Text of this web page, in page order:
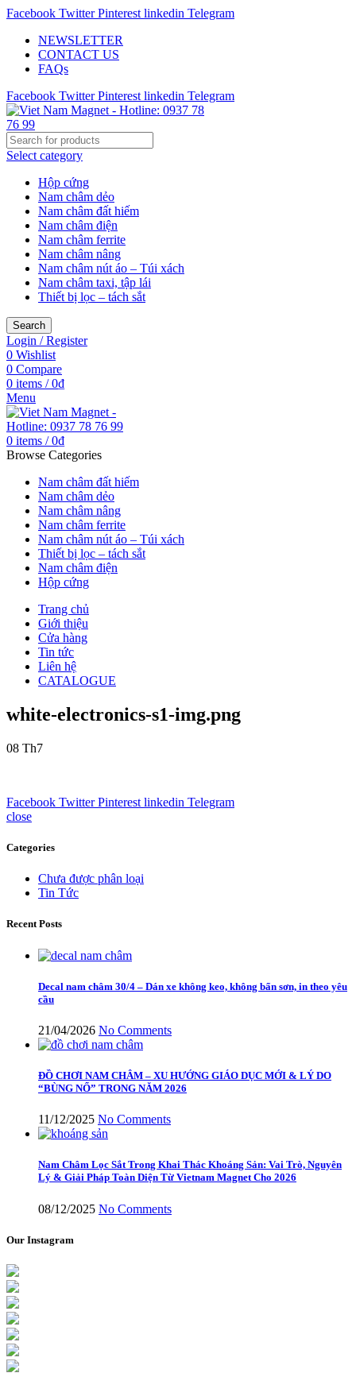
Facebook Twitter Pinterest linkedin Telegram
NEWSLETTER
CONTACT US
FAQs
Facebook Twitter Pinterest linkedin Telegram
Select category
Hộp cứng
Nam châm dẻo
Nam châm đất hiếm
Nam châm điện
Nam châm ferrite
Nam châm nâng
Nam châm nút áo – Túi xách
Nam châm taxi, tập lái
Thiết bị lọc – tách sắt
Search
Login / Register
0 Wishlist
0 Compare
0 items / 0₫
Menu
0 items / 0₫
Browse Categories
Nam châm đất hiếm
Nam châm dẻo
Nam châm nâng
Nam châm ferrite
Nam châm nút áo – Túi xách
Thiết bị lọc – tách sắt
Nam châm điện
Hộp cứng
Trang chủ
Giới thiệu
Cửa hàng
Tin tức
Liên hệ
CATALOGUE
white-electronics-s1-img.png
08 Th7
Facebook Twitter Pinterest linkedin Telegram
close
Categories
Chưa được phân loại
Tin Tức
Recent Posts
Decal nam châm 30/4 – Dán xe không keo, không bẩn sơn, in theo yêu
cầu
21/04/2026 No Comments
ĐỒ CHƠI NAM CHÂM – XU HƯỚNG GIÁO DỤC MỚI & LÝ DO
“BÙNG NỔ” TRONG NĂM 2026
11/12/2025 No Comments
Nam Châm Lọc Sắt Trong Khai Thác Khoáng Sản: Vai Trò, Nguyên
Lý & Giải Pháp Toàn Diện Từ Vietnam Magnet Cho 2026
08/12/2025 No Comments
Our Instagram